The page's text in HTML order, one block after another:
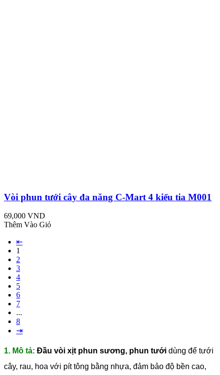
Vòi phun tưới cây đa năng C-Mart 4 kiểu tia M001
69,000 VND
Thêm Vào Giỏ
⇤
1
2
3
4
5
6
7
...
8
⇥
1. Mô tả: Đầu vòi xịt phun sương, phun tưới dùng để tưới
cây, rau, hoa với pít tông bằng nhựa, đảm bảo độ bền cao,